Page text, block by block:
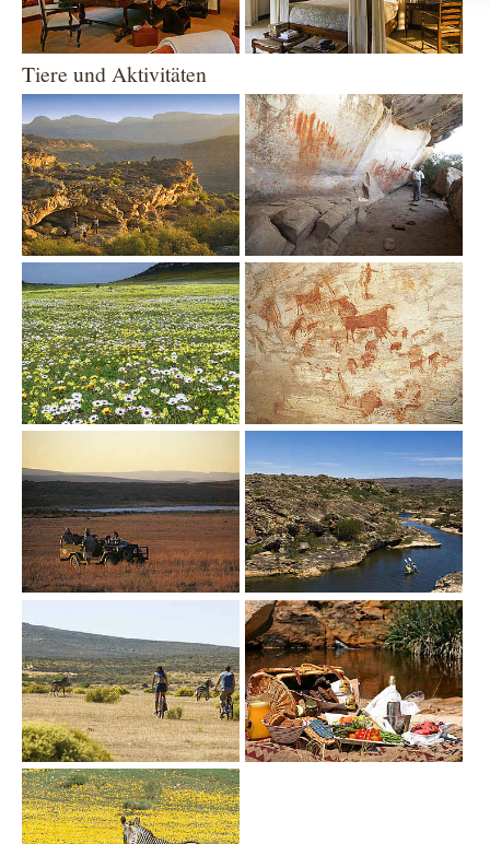
Tiere und Aktivitäten
Show larger version Show larger version
Show larger version Show larger version
Show larger version
Show larger version